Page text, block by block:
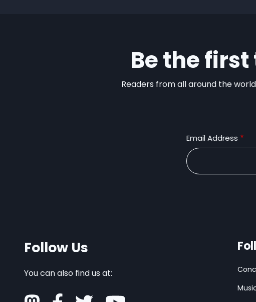
Be the
Readers from all around the
Email Address
Follow Us
You can also find us at: